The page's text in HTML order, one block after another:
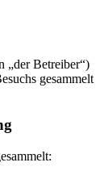
„der Betreiber“)
gesammelt